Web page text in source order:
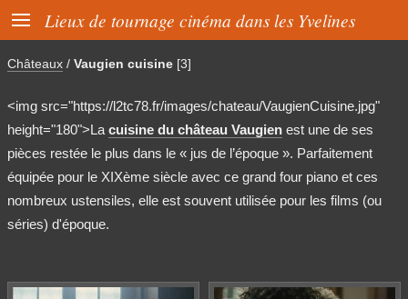
 Lieux de tournage cinéma dans les Yvelines
Châteaux / Vaugien cuisine [3]
<img src="https://l2tc78.fr/images/chateau/VaugienCuisine.jpg"
height="180">La cuisine du château Vaugien est une de ses
pièces restée le plus dans le « jus de l’époque ». Parfaitement
équipée pour le XIXème siècle avec ce grand four piano et ces
nombreux ustensiles, elle est souvent utilisée pour les films (ou
séries) d'époque.